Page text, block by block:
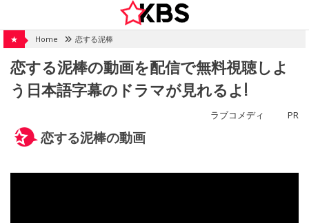
content
★ Home 恋する泥棒
恋する泥棒の動画を配信で無料視聴しよ
う日本語字幕のドラマが見れるよ!
ラブコメディ PR
恋する泥棒の動画